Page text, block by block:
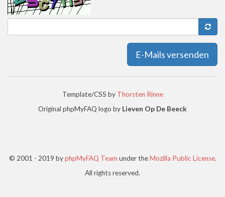
E-Mails versenden
Template/CSS by Thorsten Rinne
Original phpMyFAQ logo by Lieven Op De Beeck
© 2001 - 2019 byphpMyFAQ Team under theMozilla Public License.
All rights reserved.